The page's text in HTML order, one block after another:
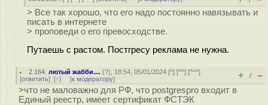
> Все так хорошо, что его надо постоянно навязывать и
писать в интернете
> проповеди о его превосходстве.
Путаешь с растом. Постгресу реклама не нужна.
2.164 ,лютый жабби.... (?), 18:54, 05/01/2024 [^] [^^] [^^^]
[ответить] [↑] [к модератору] + / –
>что не маловажно для РФ, что postgrespro входит в
Единый реестр, имеет сертификат ФСТЭК